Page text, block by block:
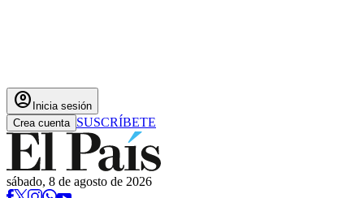
account_circle Inicia sesión
Crea cuenta SUSCRÍBETE
sábado, 8 de agosto de 2026